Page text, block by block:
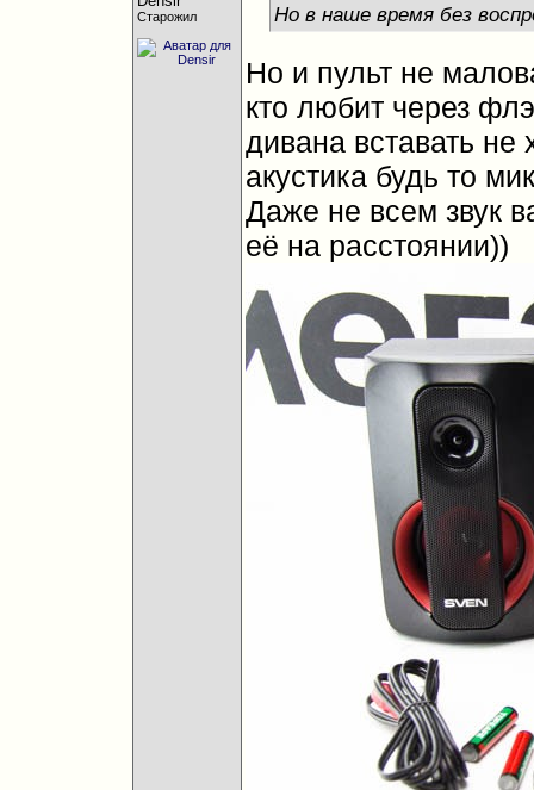
Старожил
Но в наше время без
Но и пульт не
кто любит через
дивана вставать
акустика будь то
Даже не всем звук
её на расстоянии))